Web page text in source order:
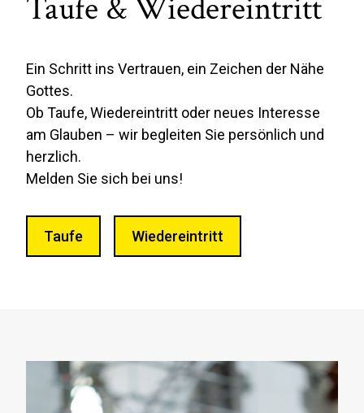
Taufe & Wiedereintritt
Ein Schritt ins Vertrauen, ein Zeichen der Nähe
Gottes.
Ob Taufe, Wiedereintritt oder neues Interesse
am Glauben – wir begleiten Sie persönlich und
herzlich.
Melden Sie sich bei uns!
Taufe Wiedereintritt